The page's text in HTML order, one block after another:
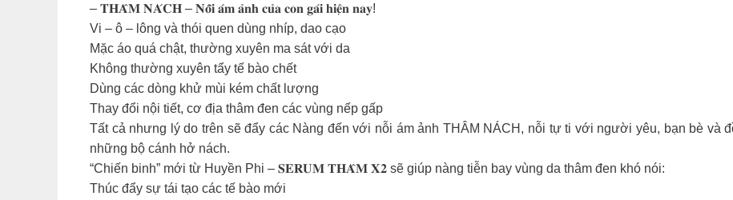
– 𝐓𝐇𝐀̂𝐌 𝐍𝐀́𝐂𝐇 – 𝐍𝐨̂̃𝐢 𝐚́𝐦 𝐚̉𝐧𝐡 𝐜𝐮̉𝐚 𝐜𝐨𝐧 𝐠𝐚́𝐢 𝐡𝐢𝐞̣̂𝐧 𝐧𝐚𝐲!
Vi – ô – lông và thói quen dùng nhíp, dao cạo
Mặc áo quá chật, thường xuyên ma sát với da
Không thường xuyên tẩy tế bào chết
Dùng các dòng khử mùi kém chất lượng
Thay đổi nội tiết, cơ địa thâm đen các vùng nếp gấp
Tất cả nhưng lý do trên sẽ đẩy các Nàng đến với nỗi ám ảnh THÂM NÁCH, nỗi tự ti với người yêu, bạn bè và
những bộ cánh hở nách.
“Chiến binh” mới từ Huyền Phi – 𝐒𝐄𝐑𝐔𝐌 𝐓𝐇𝐀̂𝐌 𝐗𝟐 sẽ giúp nàng tiễn bay vùng da thâm đen khó nói:
Thúc đẩy sự tái tạo các tế bào mới